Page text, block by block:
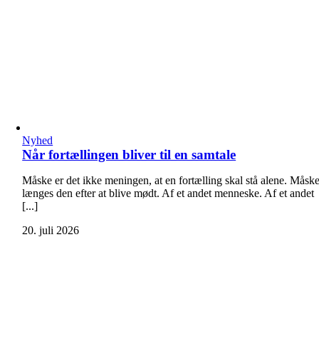
Nyhed
Når fortællingen bliver til en samtale
Måske er det ikke meningen, at en fortælling skal stå alene.
længes den efter at blive mødt. Af et andet menneske. Af et andet
[...]
20. juli 2026